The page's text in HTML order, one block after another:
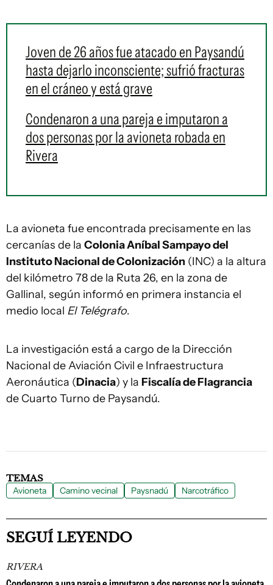
Joven de 26 años fue atacado en Paysandú
hasta dejarlo inconsciente; sufrió fracturas
en el cráneo y está grave
Condenaron a una pareja e imputaron a
dos personas por la avioneta robada en
Rivera
La avioneta fue encontrada precisamente en las
cercanías de la Colonia Aníbal Sampayo del
Instituto Nacional de Colonización (INC) a la altura
del kilómetro 78 de la Ruta 26, en la zona de
Gallinal, según informó en primera instancia el
medio local El Telégrafo.
La investigación está a cargo de la Dirección
Nacional de Aviación Civil e Infraestructura
Aeronáutica (Dinacia) y la Fiscalía de Flagrancia
de Cuarto Turno de Paysandú.
TEMAS
Avioneta Camino vecinal Paysnadú Narcotráfico
SEGUÍ LEYENDO
RIVERA